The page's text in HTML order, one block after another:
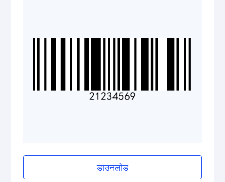
डाउनलोड